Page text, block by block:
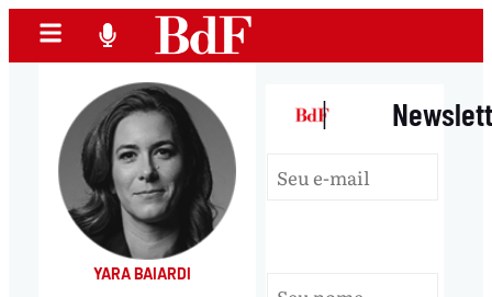
YARA BAIARDI
|